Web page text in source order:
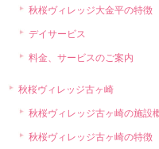
秋桜ヴィレッジ大金平の特徴
デイサービス
料金、サービスのご案内
秋桜ヴィレッジ古ヶ崎
秋桜ヴィレッジ古ヶ崎の施設
秋桜ヴィレッジ古ヶ崎の特徴